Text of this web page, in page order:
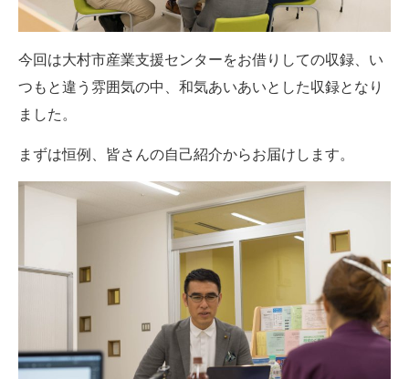
今回は大村市産業支援センターをお借りしての収録、い
つもと違う雰囲気の中、和気あいあいとした収録となり
ました。
まずは恒例、皆さんの自己紹介からお届けします。